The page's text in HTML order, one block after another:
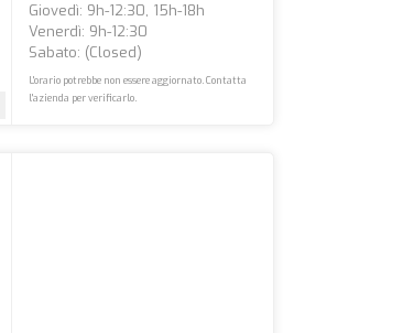
Giovedì: 9h-12:30, 15h-18h
Venerdì: 9h-12:30
Sabato: (closed)
L'orario potrebbe non essere aggiornato. Contatta
l'azienda per verificarlo.